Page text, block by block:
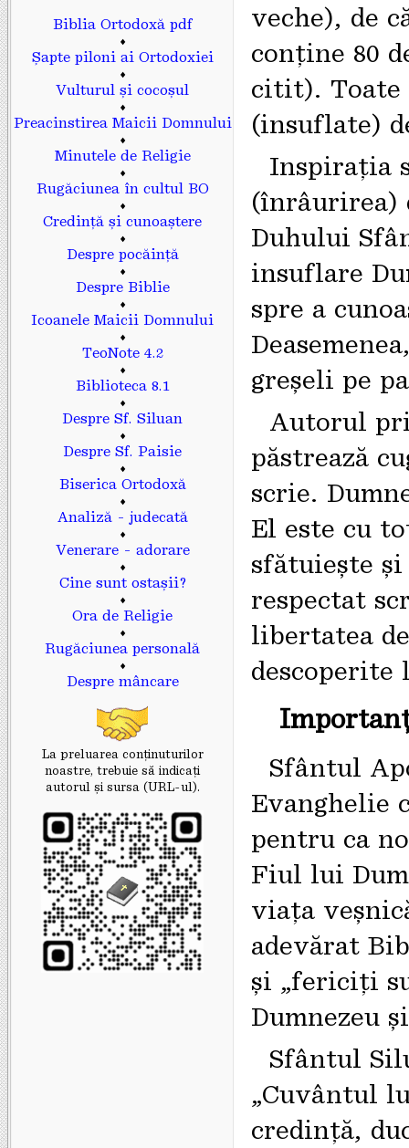
Biblia Ortodoxă pdf
♦
Șapte piloni ai Ortodoxiei
♦
Vulturul și cocoșul
♦
Preacinstirea Maicii Domnului
♦
Minutele de Religie
♦
Rugăciunea în cultul BO
♦
Credință și cunoaștere
♦
Despre pocăință
♦
Despre Biblie
♦
Icoanele Maicii Domnului
♦
TeoNote 4.2
♦
Biblioteca 8.1
♦
Despre Sf. Siluan
♦
Despre Sf. Paisie
♦
Biserica Ortodoxă
♦
Analiză - judecată
♦
Venerare - adorare
♦
Cine sunt ostașii?
♦
Ora de Religie
♦
Rugăciunea personală
♦
Despre mâncare
La preluarea conținuturilor
noastre, trebuie să indicaţi
autorul și sursa (URL-ul).
veche), de
conține 80
citit). Toate
(insuflate)
Inspirația
(înrâurirea)
Duhului
insuflare
spre a
greșeli pe
Autorul
păstrează
scrie.
El este cu
sfătuiește
respectat
libertatea
descoperite
Sfântul
Evanghelie
pentru ca
Fiul lui
viaţa
adevărat
și „fericiți
Dumnezeu
Sfântul
„Cuvântul
credință,